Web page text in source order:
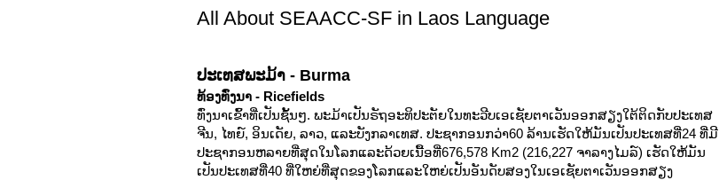
All About SEAACC-SF in Laos Language
ປະເທສພະມ້າ - Burma
ທ້ອງທົ່ງນາ - Ricefields
ທົ່ງນາເຂົ້າທີ່ເປັນຊັ້ນໆ. ພະມ້າເປັນຣັຖອະທິປະຕັຍໃນທະວີບເອເຊັຍຕາເວັນອອກສຽງໃຕ້ຕິດກັບປະເທສ
ຈີນ, ໄທຍ໌, ອິນເດັຍ, ລາວ, ແລະບັງກລາເທສ. ປະຊາກອນກວ່າ60 ລ້ານເຮັດໃຫ້ມັນເປັນປະເທສທີ່24 ທີ່ມີ
ປະຊາກອນຫລາຍທີ່ສຸດໃນໂລກແລະດ້ວຍເນື້ອທີ່676,578 Km2 (216,227 ຈາລາງໄມລ໌) ເຮັດໃຫ້ມັນ
ເປັນປະເທສທີ່40 ທີ່ໃຫຍ່ທີ່ສຸດຂອງໂລກແລະໃຫຍ່ເປັນອັນດັບສອງໃນເອເຊັຍຕາເວັນອອກສຽງ